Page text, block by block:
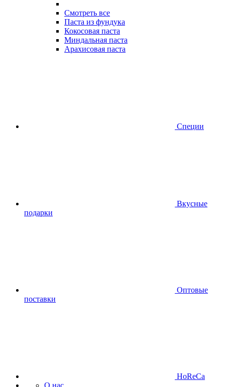
Смотреть все
Паста из фундука
Кокосовая паста
Миндальная паста
Арахисовая паста
Специи
Вкусные
подарки
Оптовые
поставки
HoReCa